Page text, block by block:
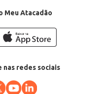
Meu Atacadão
nas redes sociais